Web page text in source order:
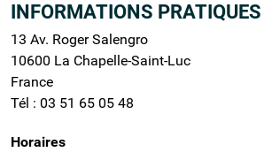
INFORMATIONS PRATIQUES
13 Av. Roger Salengro
10600 La Chapelle-Saint-Luc
France
Tél : 03 51 65 05 48
Horaires